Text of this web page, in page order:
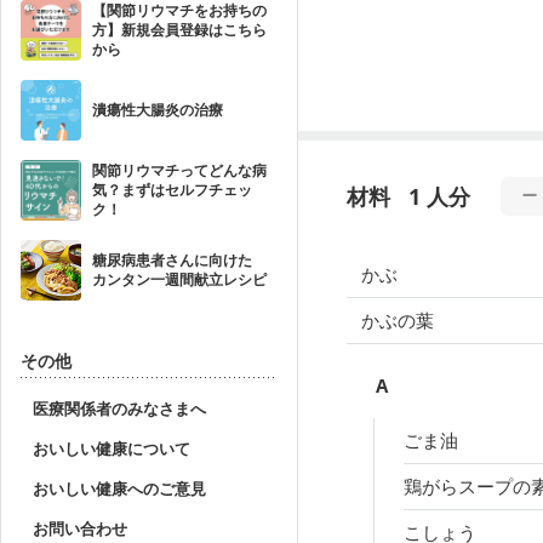
【関節リウマチをお持ちの
方】新規会員登録はこちら
から
潰瘍性大腸炎の治療
関節リウマチってどんな病
気？まずはセルフチェッ
ク！
糖尿病患者さんに向けた
カンタン一週間献立レシピ
その他
医療関係者のみなさまへ
おいしい健康について
おいしい健康へのご意見
お問い合わせ
材料 1 人分
かぶ
かぶの葉
A
ごま油
鶏がらスープの
こしょう